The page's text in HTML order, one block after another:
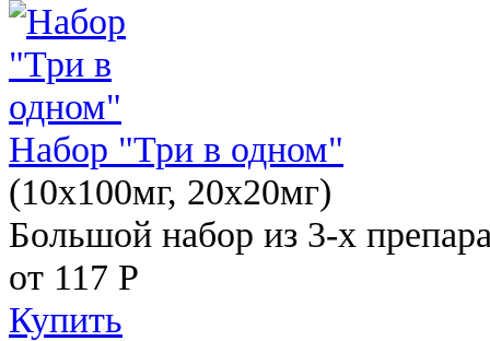
Набор "Три в одном"
(10x100мг, 20x20мг)
Большой набор из 3-х
от 117 Р
Купить